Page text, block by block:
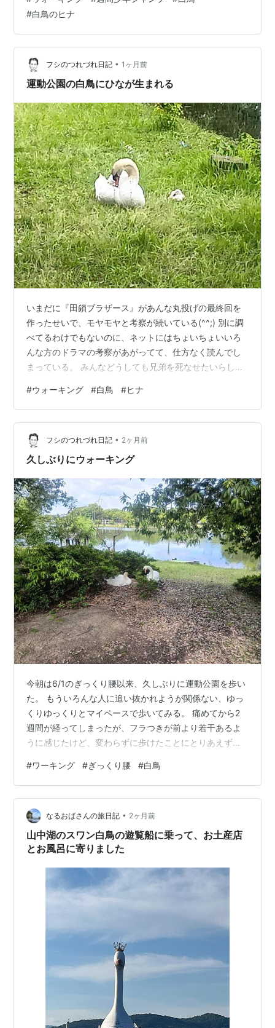
日にウォーキングをするモチベーションになっていたん
だと(笑) 今日は運動公園に行くのも楽しみだった。 園内
の池にいる白鳥のひなの写真が撮りたい。 池の周りに人
がたくさんいたら嫌だなあ、なんて思いながら近づいて
いくと、2～3人が観てたりスマホを構えてたが、まあこ
れぐらいならいいかな。 遠くか…
#白鳥のヒナ
フシのつれづれ日記 • 1ヶ月前
運動公園の白鳥にひなが生まれる
いまだに『田鎖ブラザース』があんな丸投げの最終回を
作ったせいで、モヤモヤと考察が続いている(^^;) 別に調
べてるわけでもないのに、ネットにはちょいちょいいろ
んな方のドラマの考察があがってて、仕方なく読んでし
まっている。 みんなどうしても兄弟を死なせたいらしい
鳥のいる池にいくと、フェンスの前に三角のカラーコー
ンとバーが設置されて、近寄れないようにされていた。
バーに貼られたプリントには、 ”お願い：白鳥の卵がヒナ
にかえっています。遠くで静かに見守ってください。”あ
っ、生まれてる。 先週の水曜日にここへ来たとき、なぜ
#ウォーキング #白鳥 #ヒナ
フシのつれづれ日記 • 2ヶ月前
久しぶりにウォーキング
今朝は6/1のぎっくり腰以来、久しぶりに運動公園を歩い
た。 もういろんな人に追い抜かれようが関係ない、ゆっ
くりゆっくりとマイペースで歩いてみる。 痛めてから2
週間が経ってしまったが、フラつきが前より若干あるよ
うに感じたけど、変わらずに歩けたことにとりあえずホ
りに会い、ウォーキングできた証しとして写真を撮る(^^)
なんとかぐるっと一周出来たが、ゆっくり歩いたくせに
額には汗が浮かび、結構くたびれた。 帰りにいつものよ
うにローソンに寄り、月曜なので止める止めると言い続
けている週刊ジャンプをかごに入れる。 どうしても止め
られないんだなあ(^^…
#ワーキング #ぎっくり腰 #白鳥
なるおばさんの旅日記 • 2ヶ月前
山中湖のスワン白鳥の遊覧船に乗って、お土産店
とお風呂に寄りました